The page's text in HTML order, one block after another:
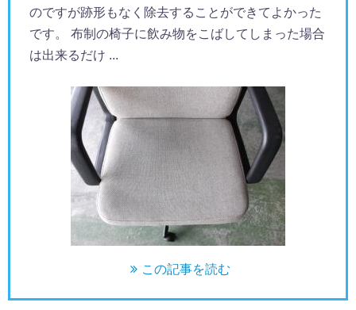
のですが跡形もなく除去することができてよかった
です。 布制の椅子に飲み物をこばしてしまった場合
は出来るだけ ...
この記事を読む